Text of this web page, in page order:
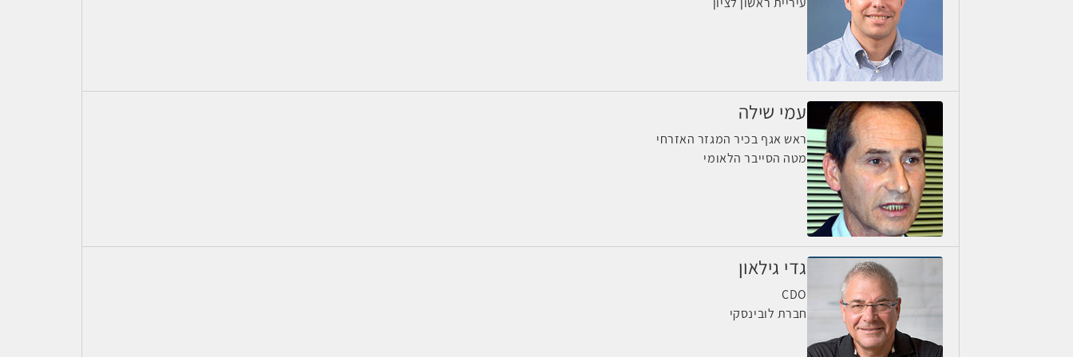
עמי שילה
ראש אגף בכיר המגזר האזרחי
מטה הסייבר הלאומי
גדי גילאון
CDO
חברת לובינסקי